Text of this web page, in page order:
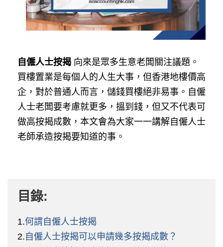
自僱人士按揭 向來是眾多生意老闆關注議題。
買樓置業是每個人的人生大事，但香港地樓價高
企，對於普通人而言，儲錢買樓絕非易事。自僱
人士老闆要考慮就更多，搵到錢，但又不代表可
做高按揭成數，本文會為大家一一講解自僱人士
老師承造按揭要知道的事。
目錄:
1.何謂自僱人士按揭
2. 自僱人士按揭可以申請幾多按揭成數？